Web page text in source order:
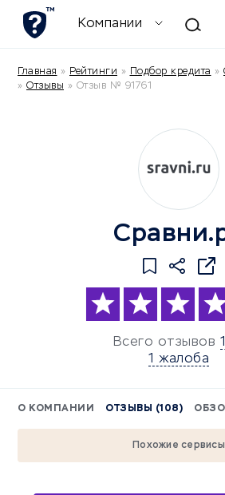
Компании
Главная » Рейтинги » Подбор кредита »
» Отзывы » Отзыв № 91761
Всего отзывов
1 жалоба
О КОМПАНИИ ОТЗЫВЫ (108)
Похожие сервисы